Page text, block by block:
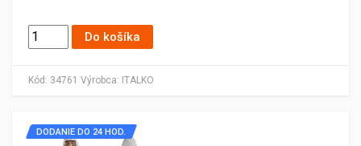
Kód: 34761 Výrobca: ITALKO
Do košíka
DODANIE DO 24 HOD.